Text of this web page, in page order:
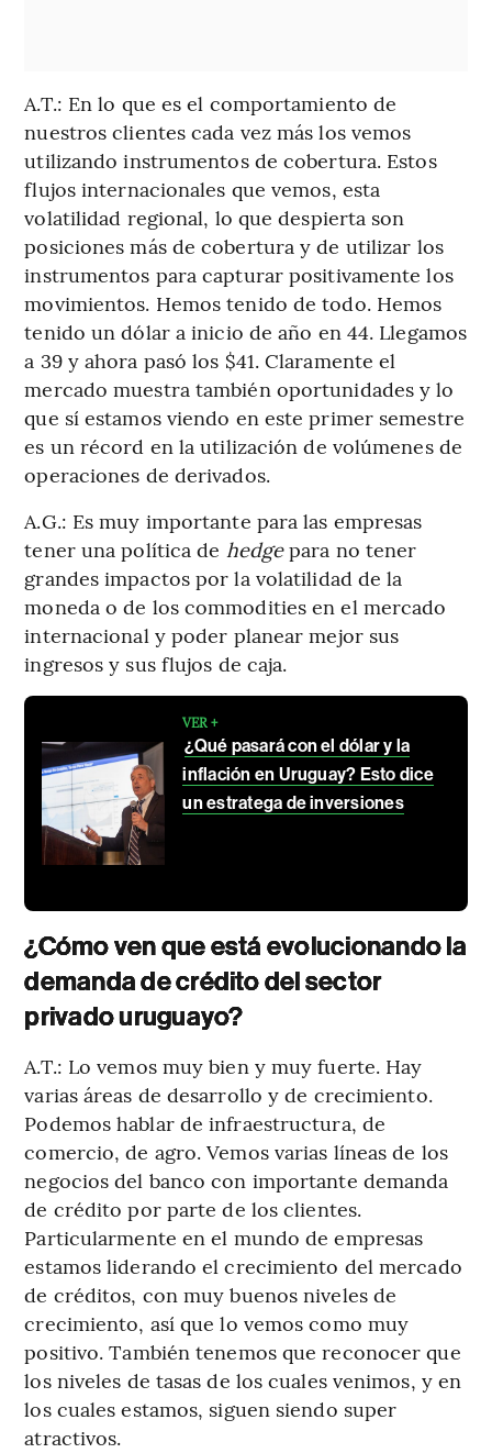
A.T.: En lo que es el comportamiento de
nuestros clientes cada vez más los vemos
utilizando instrumentos de cobertura. Estos
flujos internacionales que vemos, esta
volatilidad regional, lo que despierta son
posiciones más de cobertura y de utilizar los
instrumentos para capturar positivamente los
movimientos. Hemos tenido de todo. Hemos
tenido un dólar a inicio de año en 44. Llegamos
a 39 y ahora pasó los $41. Claramente el
mercado muestra también oportunidades y lo
que sí estamos viendo en este primer semestre
es un récord en la utilización de volúmenes de
operaciones de derivados.
A.G.: Es muy importante para las empresas
tener una política de hedgepara no tener
grandes impactos por la volatilidad de la
moneda o de los commodities en el mercado
internacional y poder planear mejor sus
ingresos y sus flujos de caja.
VER +
¿Qué pasará con el dólar y la
inflación en Uruguay? Esto dice
un estratega de inversiones
¿Cómo ven que está evolucionando la
demanda de crédito del sector
privado uruguayo?
A.T.: Lo vemos muy bien y muy fuerte. Hay
varias áreas de desarrollo y de crecimiento.
Podemos hablar de infraestructura, de
comercio, de agro. Vemos varias líneas de los
negocios del banco con importante demanda
de crédito por parte de los clientes.
Particularmente en el mundo de empresas
estamos liderando el crecimiento del mercado
de créditos, con muy buenos niveles de
crecimiento, así que lo vemos como muy
positivo. También tenemos que reconocer que
los niveles de tasas de los cuales venimos, y en
los cuales estamos, siguen siendo super
atractivos.